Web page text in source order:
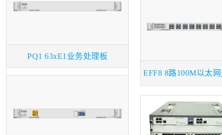
PQ1 63xE1业务处理板
EFF8 8路100M以太
板